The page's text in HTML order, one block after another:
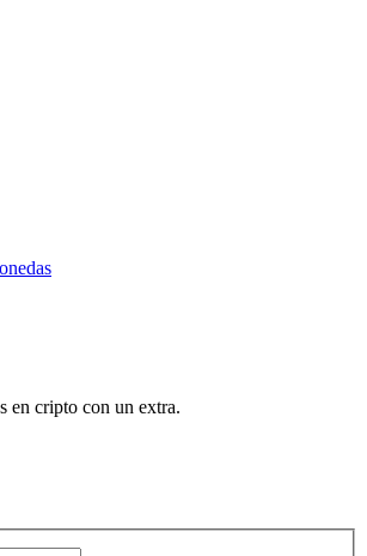
en cripto con un extra.